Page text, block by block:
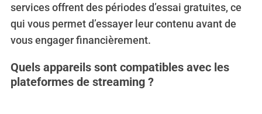
services offrent des périodes d’essai gratuites, ce
qui vous permet d’essayer leur contenu avant de
vous engager financièrement.
Quels appareils sont compatibles avec les
plateformes de streaming ?